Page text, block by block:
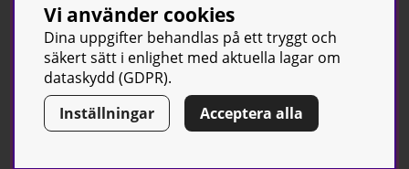
© Sport & Gym Butiken JTC AB | Kontakta oss| All rights reserved
| Org.nr: 556668-7058 | Tel: 0500-42 87 00
Vi använder cookies
Dina uppgifter behandlas på ett tryggt och
säkert sätt i enlighet med aktuella lagar om
dataskydd (GDPR).
Inställningar
Acceptera alla